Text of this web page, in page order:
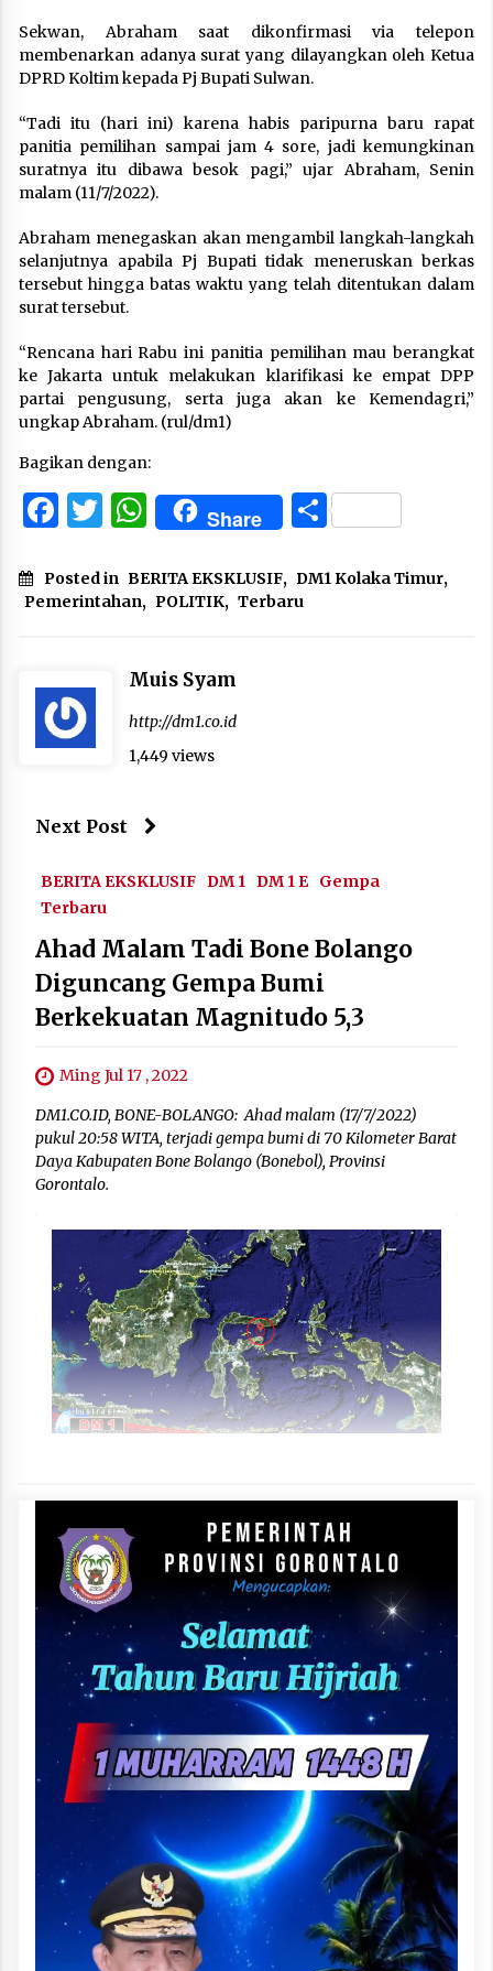
Sekwan, Abraham saat dikonfirmasi via telepon
membenarkan adanya surat yang dilayangkan oleh Ketua
DPRD Koltim kepada Pj Bupati Sulwan.
“Tadi itu (hari ini) karena habis paripurna baru rapat
panitia pemilihan sampai jam 4 sore, jadi kemungkinan
suratnya itu dibawa besok pagi,” ujar Abraham, Senin
malam (11/7/2022).
Abraham menegaskan akan mengambil langkah-langkah
selanjutnya apabila Pj Bupati tidak meneruskan berkas
tersebut hingga batas waktu yang telah ditentukan dalam
surat tersebut.
“Rencana hari Rabu ini panitia pemilihan mau berangkat
ke Jakarta untuk melakukan klarifikasi ke empat DPP
partai pengusung, serta juga akan ke Kemendagri,”
ungkap Abraham. (rul/dm1)
Bagikan dengan:
Facebook
Twitter
WhatsApp
Share Share
Posted in BERITA EKSKLUSIF, DM1 Kolaka Timur,
Pemerintahan, POLITIK, Terbaru
Muis Syam
http://dm1.co.id
1,449 views
Next Post
BERITA EKSKLUSIF DM 1 DM 1 E
Gempa
Terbaru
Ahad Malam Tadi Bone Bolango
Diguncang Gempa Bumi
Berkekuatan Magnitudo 5,3
Ming Jul 17 , 2022
DM1.CO.ID, BONE-BOLANGO: Ahad malam (17/7/2022)
pukul 20:58 WITA, terjadi gempa bumi di 70 Kilometer Barat
Daya Kabupaten Bone Bolango (Bonebol), Provinsi
Gorontalo.